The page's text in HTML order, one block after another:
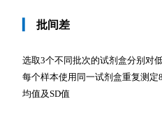
批间差
选取3个不同批次的试剂盒分别对
每个样本使用同一试剂盒重复测
均值及SD值